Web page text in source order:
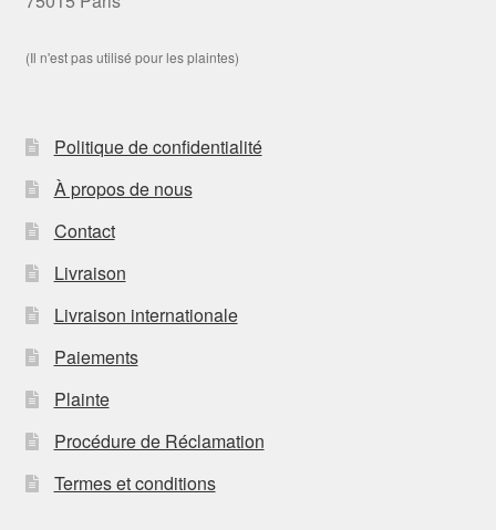
(Il n'est pas utilisé pour les plaintes)
Politique de confidentialité
À propos de nous
Contact
Livraison
Livraison internationale
Paiements
Plainte
Procédure de Réclamation
Termes et conditions